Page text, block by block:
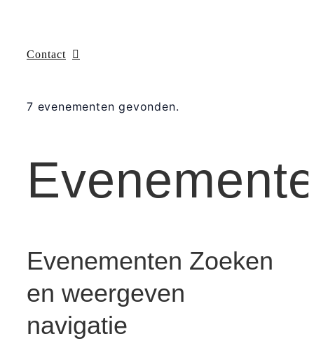
Contact
7 evenementen gevonden.
Evenementen Zoeken
en weergeven
navigatie